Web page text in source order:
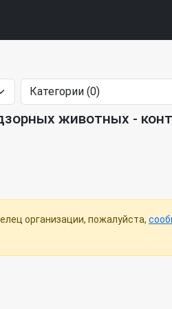
животных -
организации, пожалуйста,